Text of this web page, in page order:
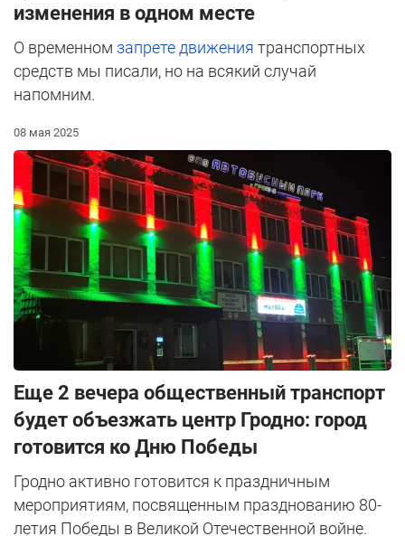
изменения в одном месте
О временном запрете движения транспортных
средств мы писали, но на всякий случай
напомним.
08 мая 2025
Еще 2 вечера общественный транспорт
будет объезжать центр Гродно: город
готовится ко Дню Победы
Гродно активно готовится к праздничным
мероприятиям, посвященным празднованию 80-
летия Победы в Великой Отечественной войне.